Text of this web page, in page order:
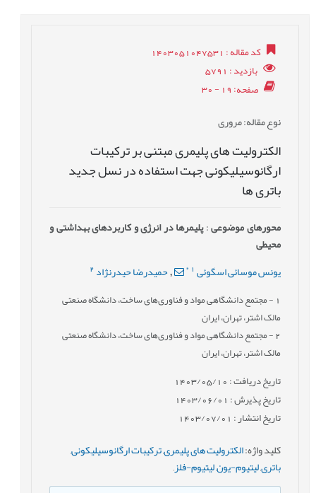
کد مقاله: 1403051047531
بازدید: 5791
صفحه: 19 - 30
نوع مقاله: مروری
الکترولیت های پلیمری مبتنی بر ترکیبات
ارگانوسیلیکونی جهت استفاده در نسل جدید
باتری ها
محورهای موضوعی:پلیمرها در انرژی و کاربردهای بهداشتی و
محیطی
یونس موسائی اسگوئی *
,حمیدرضا حیدرنژاد 2
- مجتمع دانشگاهی مواد و فناوری‌های ساخت، دانشگاه صنعتی
مالک اشتر، تهران، ایران
2- مجتمع دانشگاهی مواد و فناوری‌های ساخت، دانشگاه صنعتی
مالک اشتر، تهران، ایران
تاریخ دریافت : 1403/05/10
تاریخ پذیرش : 1403/06/01
تاریخ انتشار : 1403/07/01
کلید واژه:الکترولیت های پلیمری,ترکیبات ارگانوسیلیکونی,
باتری,لیتیوم-یون,لیتیوم-فلز,